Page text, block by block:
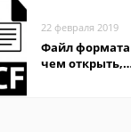
22 февраля 2019
Файл
чем открыть,